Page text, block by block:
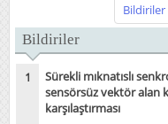
Bildiriler
Bildiriler
Sürekli mıknatıslı
sensörsüz vektör alan
karşılaştırması